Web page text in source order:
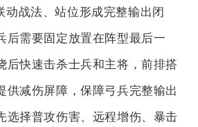
动战法、站位形成完整输出闭
后需要固定放置在阵型最后一
后快速击杀士兵和主将，前排搭
供减伤屏障，保障弓兵完整输出
选择普攻伤害、远程增伤、暴击